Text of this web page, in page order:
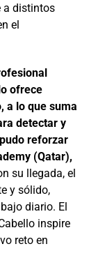
a distintos
el
ofrece
a lo que suma
detectar y
reforzar
(Qatar),
su llegada, el
y sólido,
diario. El
inspire
reto en